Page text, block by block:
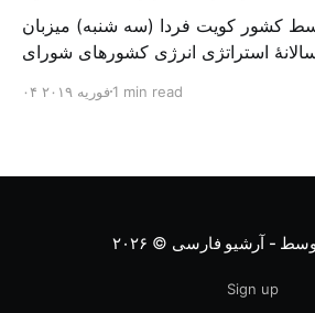
کشور کویت فردا (سه شنبه) میزبان
استراتژی انرژی کشورهای شورای
جهانی نفت و گاز در این کنفرانس
۰۴ فوریه ۲۰۱۹1 min read
- آرشیو فارسی © ۲۰۲۶
Sign up